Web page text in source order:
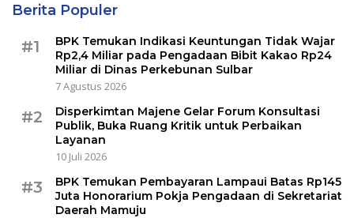
Berita Populer
#1
BPK Temukan Indikasi Keuntungan Tidak Wajar
Rp2,4 Miliar pada Pengadaan Bibit Kakao Rp24
Miliar di Dinas Perkebunan Sulbar
7 Agustus 2026
#2
Disperkimtan Majene Gelar Forum Konsultasi
Publik, Buka Ruang Kritik untuk Perbaikan
Layanan
10 Juli 2026
#3
BPK Temukan Pembayaran Lampaui Batas Rp145
Juta Honorarium Pokja Pengadaan di Sekretariat
Daerah Mamuju